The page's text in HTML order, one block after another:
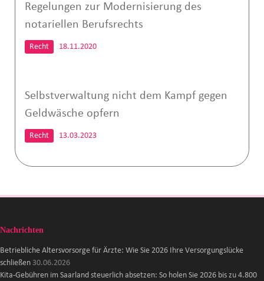
Regelungen zur Modernisierung des
notariellen Berufsrechts
Recht 18.11.2020
Selbstverwaltung nicht dem Kampf gegen
Geldwäsche opfern
Recht 13.03.2023
Nachrichten
Betriebliche Altersvorsorge für Ärzte: Wie Sie 2026 Ihre Versorgungslücke
schließen 30.06.2026
Kita-Gebühren im Saarland steuerlich absetzen: So holen Sie 2026 bis zu 4.800